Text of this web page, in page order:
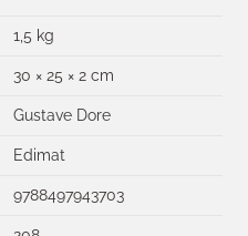
1,5 kg
30 × 25 × 2 cm
Gustave Dore
Edimat
9788497943703